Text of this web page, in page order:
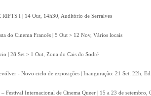
I | 14 Out, 14h30, Auditório de Serralves
do Cinema Francês | 5 Out > 12 Nov, Vários locais
| 28 Set > 1 Out, Zona do Cais do Sodré
- Novo ciclo de exposições | Inauguração: 21 Set, 22h,
Festival Internacional de Cinema Queer | 15 a 23 de setembro,